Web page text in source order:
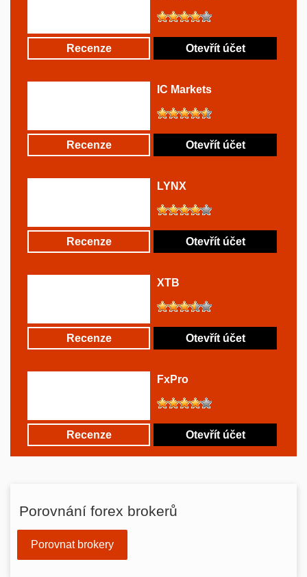
Recenze Otevřít účet
IC Markets
Recenze Otevřít účet
LYNX
Recenze Otevřít účet
XTB
Recenze Otevřít účet
FxPro
Recenze Otevřít účet
Porovnání forex brokerů
Porovnat brokery